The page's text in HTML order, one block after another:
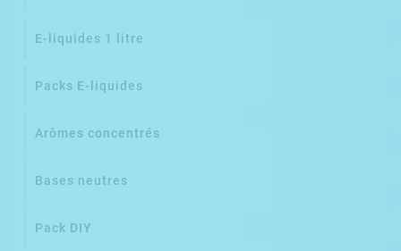
E-liquides 1 litre
Packs E-liquides
Arômes concentrés
Bases neutres
Pack DIY